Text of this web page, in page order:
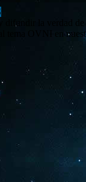
difundir la verdad
tema OVNI en